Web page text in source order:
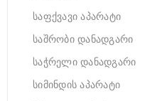
საფქვავი აპარატი
საშრობი დანადგარი
საჭრელი დანადგარი
სიმინდის აპარატი